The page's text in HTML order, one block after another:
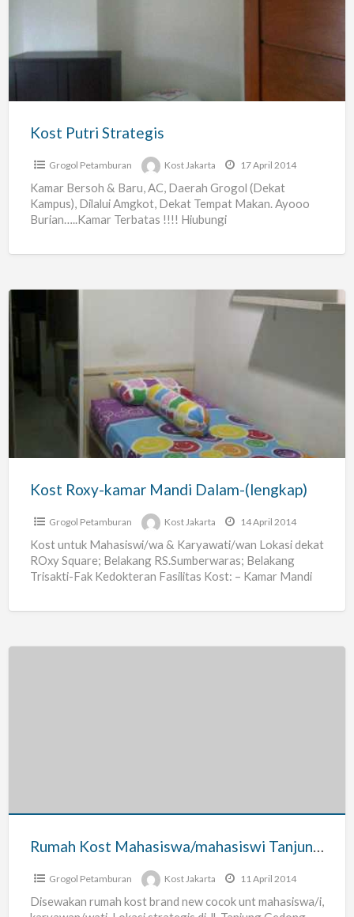
Kost Putri Strategis
Grogol Petamburan Kost Jakarta 17 April 2014
Kamar Bersoh & Baru, AC, Daerah Grogol (Dekat
Kampus), Dilalui Amgkot, Dekat Tempat Makan. Ayooo
Burian…..Kamar Terbatas !!!! Hiubungi
Kost
Mandi
Kost Roxy-kamar Mandi Dalam-(lengkap)
Grogol Petamburan Kost Jakarta 14 April 2014
Kost untuk Mahasiswi/wa & Karyawati/wan Lokasi dekat
ROxy Square; Belakang RS.Sumberwaras; Belakang
Trisakti-Fak Kedokteran Fasilitas Kost: – Kamar Mandi
[…]
Jakart
Rumah Kost Mahasiswa/mahasiswi Tanjung Gedong 31 Jakart
Grogol Petamburan Kost Jakarta 11 April 2014
Disewakan rumah kost brand new cocok unt mahasiswa/i,